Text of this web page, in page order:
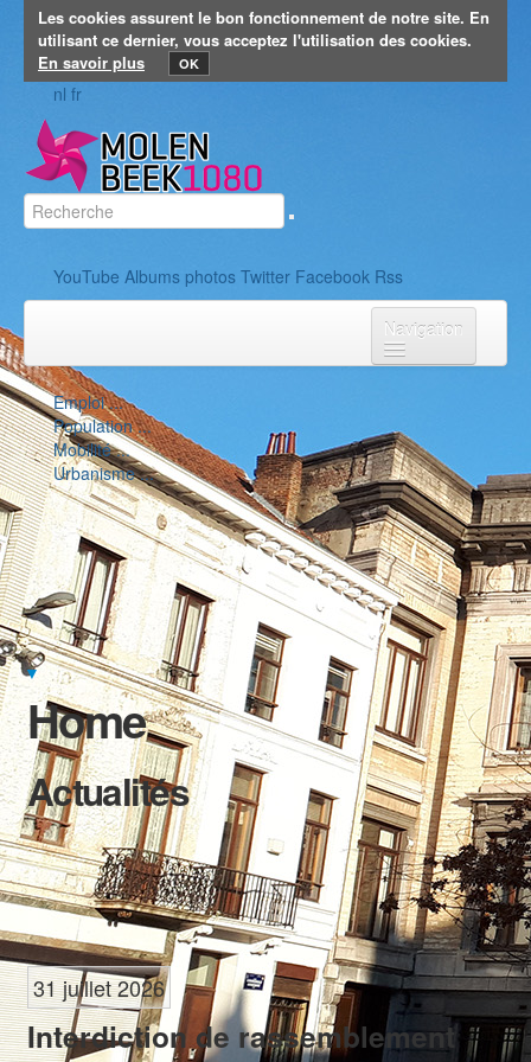
Les cookies assurent le bon fonctionnement de notre site. En
utilisant ce dernier, vous acceptez l'utilisation des cookies.
En savoir plus
OK
nl fr
YouTube Albums photos Twitter Facebook Rss
Navigation
Accueil
Vie politique
Collège Conseil
Déclaration de politique communale 2024-2030 et 2018-2024
Budgets communaux et comptes annuels Transparence
Rapports annuels du Collège sur l'Administration et la situation de
la Commune
Élections
Emploi ...
Population ...
Mobilité ...
Urbanisme ...
▼
Home
Actualités
31 juillet 2026
Interdiction de rassemblement